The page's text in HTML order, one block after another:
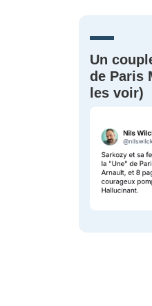
Un
de Paris
les voir)